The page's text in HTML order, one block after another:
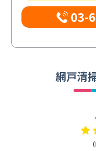
03-
網戸清